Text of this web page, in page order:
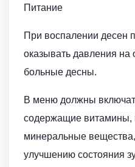
Питание
При воспалении десен
оказывать давления на
больные десны.
В меню должны
содержащие витамины,
минеральные
улучшению состояния